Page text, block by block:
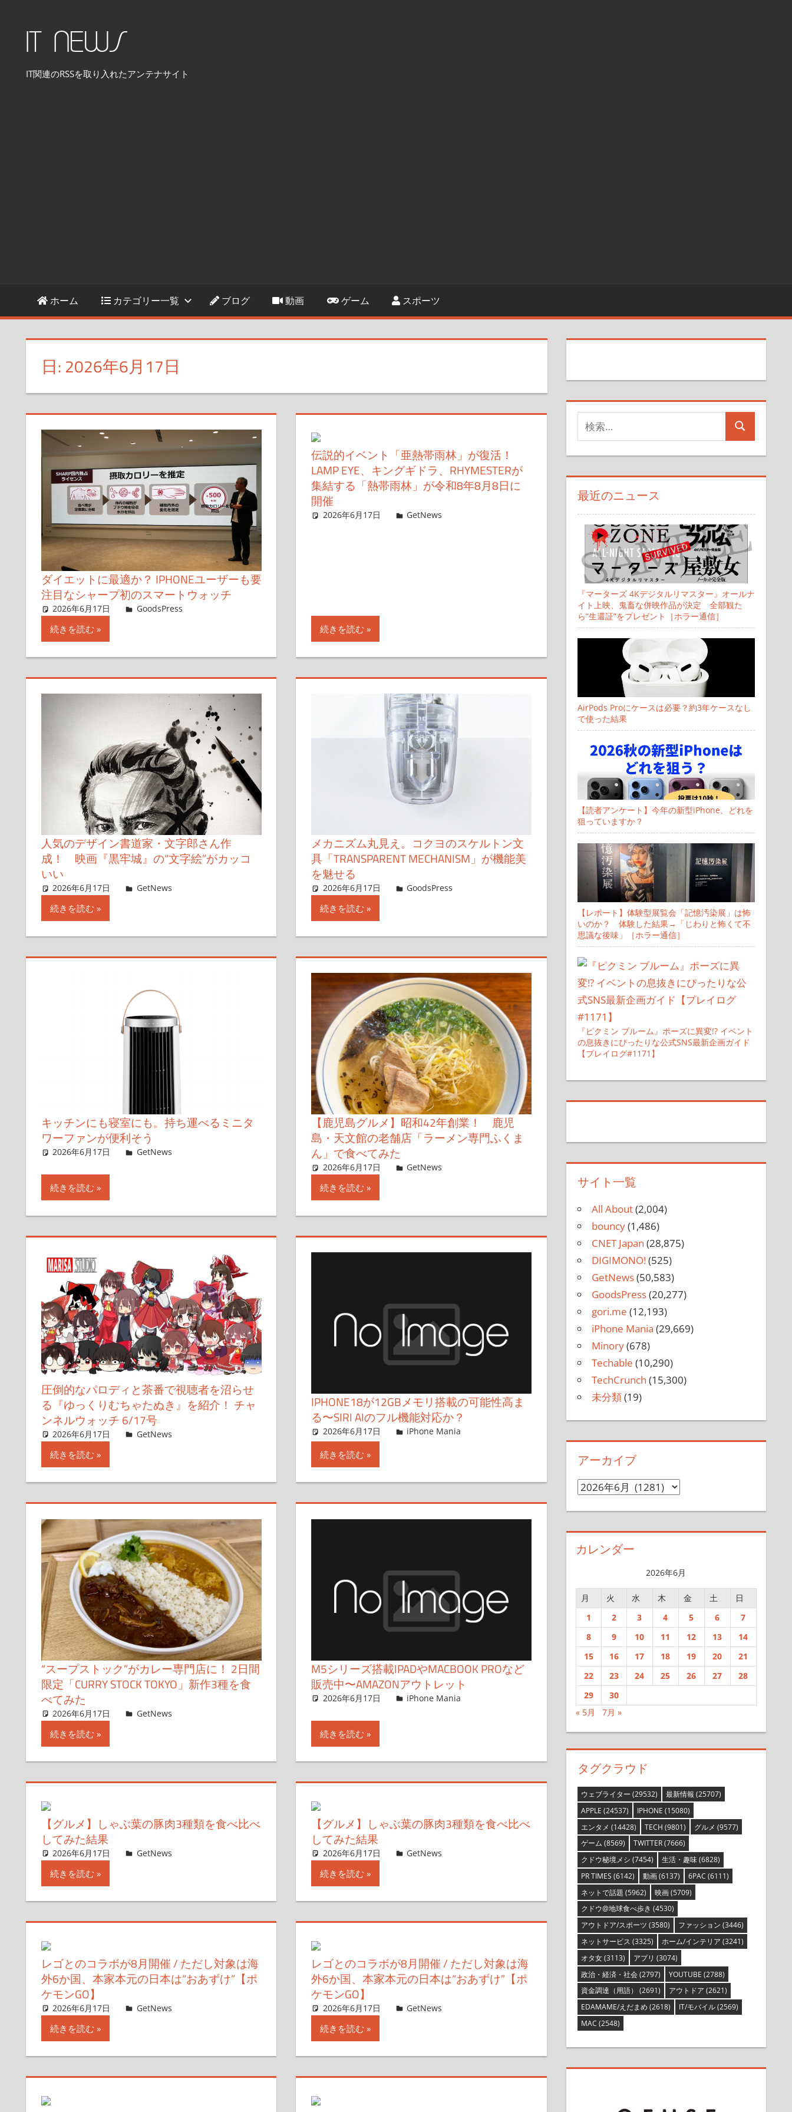
IT NEWS
IT関連のRSSを取り入れたアンテナサイト
ホーム カテゴリー一覧 ブログ 動画 ゲーム スポーツ
日: 2026年6月17日
ダイエットに最適か？ IPHONEユーザーも要
注目なシャープ初のスマートウォッチ
2026年6月17日 GoodsPress Web
GoodsPress
続きを読む
伝説的イベント「亜熱帯雨林」が復活！
LAMP EYE、キングギドラ、RHYMESTERが
集結する「熱帯雨林」が令和8年8月8日に
開催
2026年6月17日 ガジェ通ウェブライター
GetNews
続きを読む
人気のデザイン書道家・文字郎さん作
成！ 映画『黒牢城』の“文字絵”がカッコ
いい
2026年6月17日 藤本エリ
GetNews
続きを読む
メカニズム丸見え。コクヨのスケルトン文
具「TRANSPARENT MECHANISM」が機能美
を魅せる
2026年6月17日 GoodsPress Web
GoodsPress
続きを読む
キッチンにも寝室にも。持ち運べるミニタ
ワーファンが便利そう
2026年6月17日 ガジェ通セール情報班
GetNews
続きを読む
【鹿児島グルメ】昭和42年創業！ 鹿児
島・天文館の老舗店「ラーメン専門ふくま
ん」で食べてみた
2026年6月17日 Taka
GetNews
続きを読む
圧倒的なパロディと茶番で視聴者を沼らせ
る『ゆっくりむちゃたぬき』を紹介！ チャ
ンネルウォッチ 6/17号
2026年6月17日 ガジェクリ
GetNews
続きを読む
IPHONE18が12GBメモリ搭載の可能性高ま
る〜SIRI AIのフル機能対応か？
2026年6月17日 FT729
iPhone Mania
続きを読む
“スープストック”がカレー専門店に！ 2日間
限定「CURRY STOCK TOKYO」新作3種を食
べてみた
2026年6月17日 erini (エリーニ)
GetNews
続きを読む
M5シリーズ搭載IPADやMACBOOK PROなど
販売中〜AMAZONアウトレット
2026年6月17日 FT729
iPhone Mania
続きを読む
【グルメ】しゃぶ葉の豚肉3種類を食べ比べ
してみた結果
2026年6月17日 ガジェ通ウェブライター
GetNews
続きを読む
【グルメ】しゃぶ葉の豚肉3種類を食べ比べ
してみた結果
2026年6月17日 ガジェ通ウェブライター
GetNews
続きを読む
レゴとのコラボが8月開催 / ただし対象は海
外6か国、本家本元の日本は“おあずけ”【ポ
ケモンGO】
2026年6月17日 ガジェ通ウェブライター
GetNews
続きを読む
レゴとのコラボが8月開催 / ただし対象は海
外6か国、本家本元の日本は“おあずけ”【ポ
ケモンGO】
2026年6月17日 ガジェ通ウェブライター
GetNews
続きを読む
索
対
検
最近のニュース
『マーターズ 4Kデジタルリマスター』オールナ
イト上映、鬼畜な併映作品が決定 全部観た
ら“生還証”をプレゼント［ホラー通信］
AirPods Proにケースは必要？約3年ケースなし
で使った結果
【読者アンケート】今年の新型iPhone、どれを
狙っていますか？
【レポート】体験型展覧会「記憶汚染展」は怖
いのか？ 体験した結果→「じわりと怖くて不
思議な後味」［ホラー通信］
『ピクミン ブルーム』ポーズに異変!? イベント
の息抜きにぴったりな公式SNS最新企画ガイド
【プレイログ#1171】
サイト一覧
All About(2,004)
bouncy(1,486)
CNET Japan (28,875)
DIGIMONO!(525)
GetNews(50,583)
GoodsPress(20,277)
gori.me (12,193)
iPhone Mania (29,669)
Minory(678)
Techable (10,290)
TechCrunch (15,300)
未分類(19)
アーカイブ
ア
ブ
カレンダー
2026年6月
月 火 水 木 金 土
日
1
2 3 4 5 6
7
8
9 10 11 12 13
14
15
16 17 18 19 20
21
22
23 24 25 26 27
28
29
30
« 5月
7月 »
タグクラウド
ウェブライター (29532) 最新情報 (25707)
APPLE (24537) IPHONE (15080)
エンタメ (14428) TECH (9801) グルメ (9577)
ゲーム (8569) TWITTER(7666)
クドウ秘境メシ (7454) 生活・趣味(6828)
PR TIMES (6142) 動画(6137) 6PAC (6111)
ネットで話題 (5962) 映画(5709)
クドウ@地球食べ歩き (4530)
アウトドア/スポーツ (3580) ファッション (3446)
ネットサービス (3325) ホーム/インテリア (3241)
オタ女(3113) アプリ (3074)
政治・経済・社会(2797) YOUTUBE (2788)
資金調達（用語） (2691) アウトドア (2621)
EDAMAME/えだまめ (2618) IT/モバイル(2569)
MAC (2548)